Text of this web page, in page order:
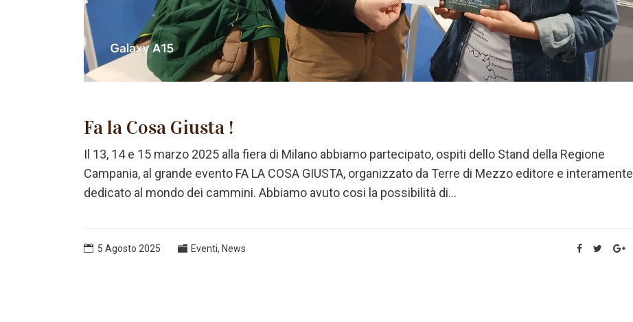
Fa la Cosa Giusta !
Il 13, 14 e 15 marzo 2025 alla fiera di Milano abbiamo partecipato, ospiti dello Stand della Regione
Campania, al grande evento FA LA COSA GIUSTA, organizzato da Terre di Mezzo editore e interamente
dedicato al mondo dei cammini. Abbiamo avuto cosi la possibilità di...
5 Agosto 2025 Eventi, News